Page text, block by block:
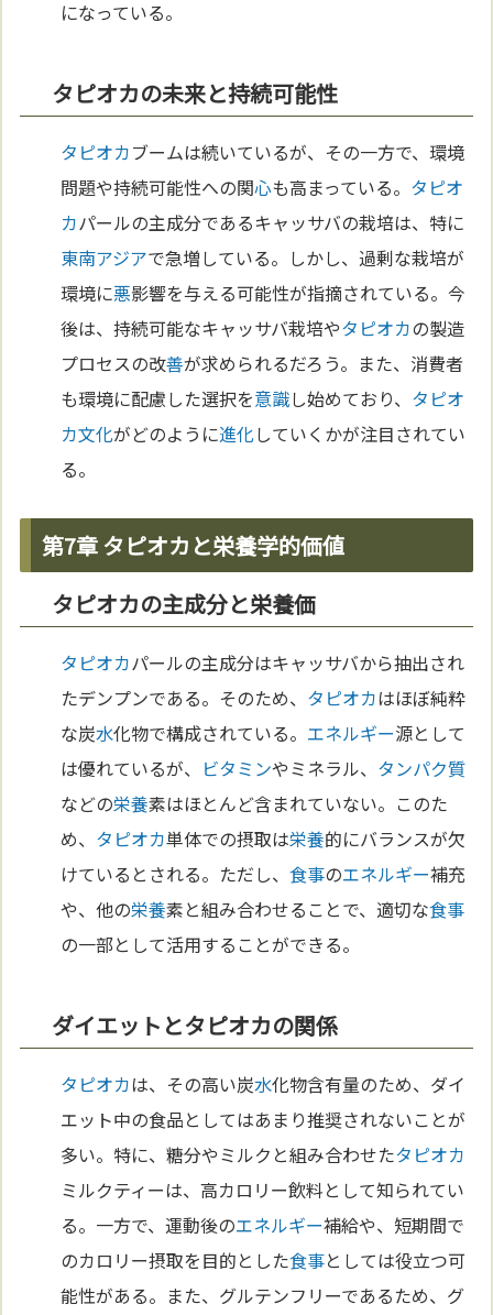
になっている。
タピオカの未来と持続可能性
タピオカブームは続いているが、その一方で、環境
問題や持続可能性への関心も高まっている。 タピオ
カパールの主成分であるキャッサバの栽培は、特に
東南アジアで急増している。しかし、過剰な栽培が
環境に悪影響を与える可能性が指摘されている。今
後は、持続可能なキャッサバ栽培やタピオカの製造
プロセスの改善が求められるだろう。また、消費者
も環境に配慮した選択を意識し始めており、 タピオ
カ文化がどのように進化していくかが注目されてい
る。
第7章 タピオカと栄養学的価値
タピオカの主成分と栄養価
タピオカパールの主成分はキャッサバから抽出され
たデンプンである。そのため、 タピオカはほぼ純粋
な炭水化物で構成されている。 エネルギー源として
は優れているが、 ビタミンやミネラル、 タンパク質
などの栄養素はほとんど含まれていない。このた
め、 タピオカ単体での摂取は栄養的にバランスが欠
けているとされる。ただし、食事のエネルギー補充
や、他の栄養素と組み合わせることで、適切な食事
の一部として活用することができる。
ダイエットとタピオカの関係
タピオカは、その高い炭水化物含有量のため、ダイ
エット中の食品としてはあまり推奨されないことが
多い。特に、糖分やミルクと組み合わせたタピオカ
ミルクティーは、高カロリー飲料として知られてい
る。一方で、運動後のエネルギー補給や、短期間で
のカロリー摂取を目的とした食事としては役立つ可
能性がある。また、グルテンフリーであるため、グ